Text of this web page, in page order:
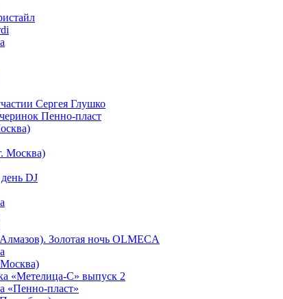
Сергея Глушко
Пенно-пласт
Москва)
DJ
Золотая ночь OLMECA
«Метелица-С» выпуск 2
«Пенно-пласт»